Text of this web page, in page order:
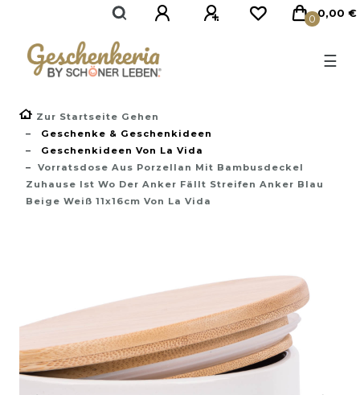
0 0,00 €
☰
Zur Startseite Gehen
Geschenke & Geschenkideen
Geschenkideen Von La Vida
Vorratsdose Aus Porzellan Mit Bambusdeckel
Zuhause Ist Wo Der Anker Fällt Streifen Anker Blau
Beige Weiß 11x16cm Von La Vida